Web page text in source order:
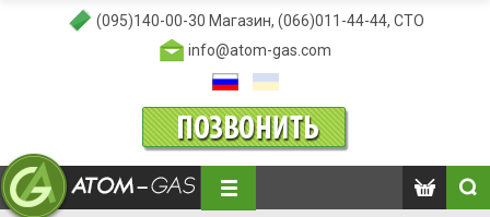
(095)140-00-30 Магазин, (066)011-44-44, СТО
info@atom-gas.com